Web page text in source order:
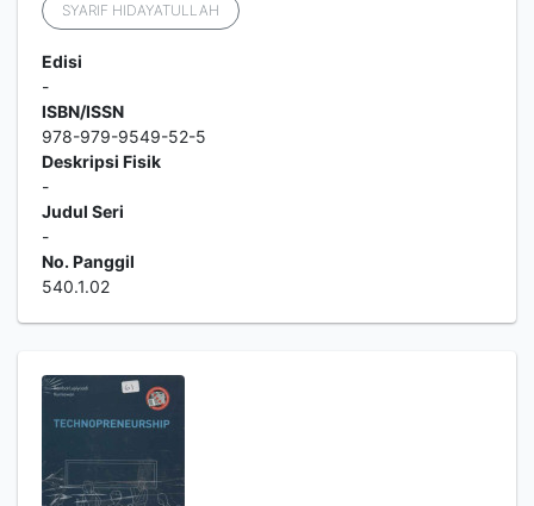
SYARIF HIDAYATULLAH
Edisi
-
ISBN/ISSN
978-979-9549-52-5
Deskripsi Fisik
-
Judul Seri
-
No. Panggil
540.1.02